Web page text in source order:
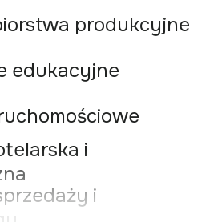
produkcyjne
i
i